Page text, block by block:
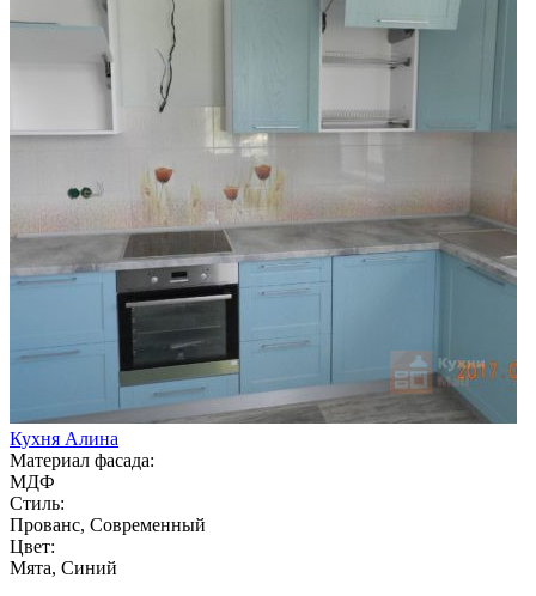
Кухня Алина
Материал фасада:
МДФ
Стиль:
Прованс, Современный
Цвет:
Мята, Синий